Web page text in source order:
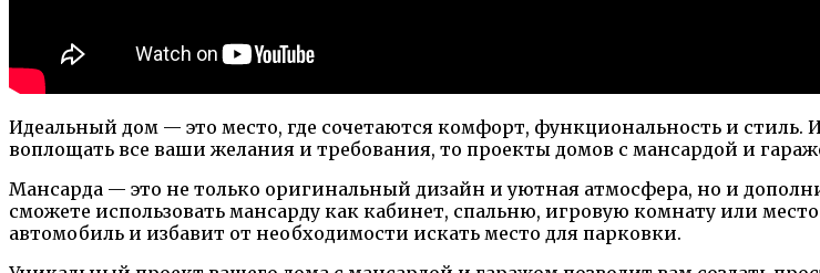
Идеальный дом — это место, где сочетаются комфорт, функциональность и стиль.
воплощать все ваши желания и требования, то проекты домов с мансардой и
Мансарда — это не только оригинальный дизайн и уютная атмосфера, но и
сможете использовать мансарду как кабинет, спальню, игровую комнату или
автомобиль и избавит от необходимости искать место для парковки.